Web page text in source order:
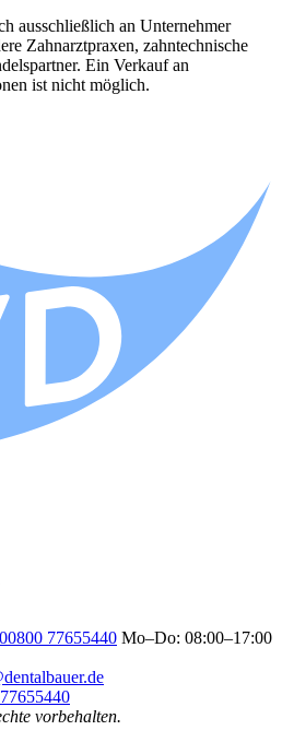
ausschließlich an Unternehmer
Zahnarztpraxen, zahntechnische
Ein Verkauf an
ist nicht möglich.
00800 77655440 Mo–Do: 08:00–17:00
vorbehalten.